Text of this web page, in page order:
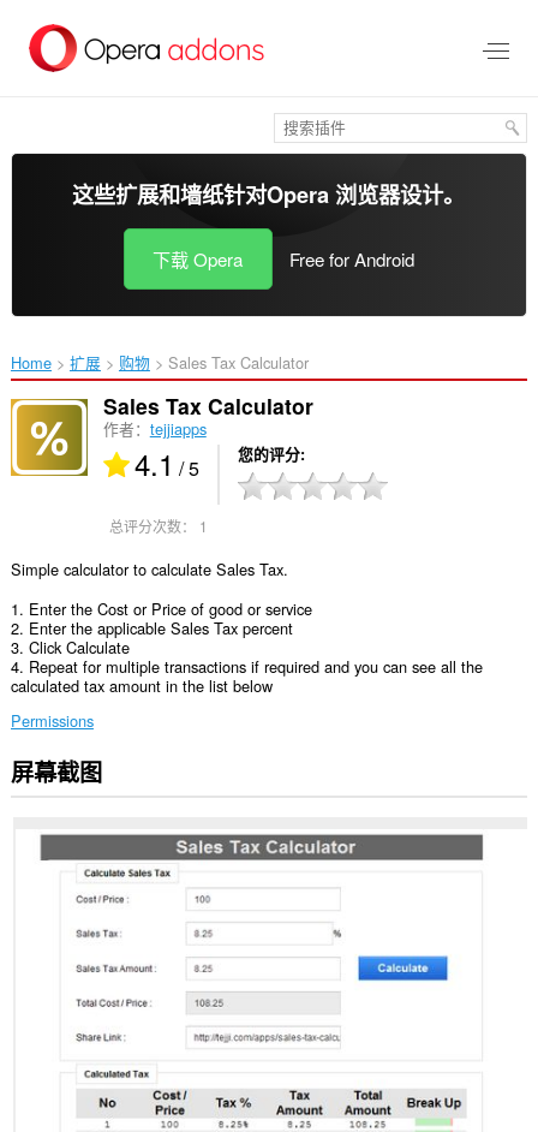
这些扩展和墙纸针对Opera 浏览器设计。
下载 Opera Free for Android
Home 扩展 购物 Sales Tax Calculator‎
Sales Tax Calculator
作者： tejjiapps
4.1 / 5 您的评分
总评分次数： 1
Simple calculator to calculate Sales Tax.
1. Enter the Cost or Price of good or service
2. Enter the applicable Sales Tax percent
3. Click Calculate
4. Repeat for multiple transactions if required and you can see all the
calculated tax amount in the list below
Permissions
此
扩
屏幕截图